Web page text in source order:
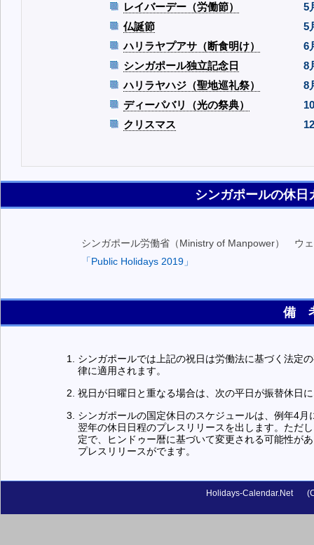
レイバーデー（労働節）
仏誕節
ハリラヤプアサ（断食明け）
シンガポール独立記念日
ハリラヤハジ（聖地巡礼祭）
ディーパバリ（光の祭典）
クリスマス
5
5
6
8
8
シンガポールの休日
シンガポール労働省（Ministry of Manpower） ウ
「Public Holidays 2019」
備
シンガポールでは上記の祝日は労働法に基づく法定
律に適用されます。
祝日が日曜日と重なる場合は、次の平日が振替休日
シンガポールの国定休日のスケジュールは、例年4
翌年の休日日程のプレスリリースを出します。ただ
定で、ヒンドゥー暦に基づいて変更される可能性が
プレスリリースがでます。
Holidays-Calendar.Net